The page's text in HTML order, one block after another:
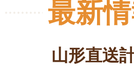
最新
山形直送